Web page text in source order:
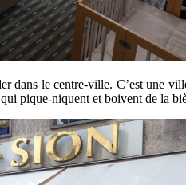
dans le centre-ville. C’est une
pique-niquent et boivent de la